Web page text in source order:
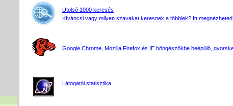
Utolsó 1000 keresés
Kíváncsi vagy milyen szavakat keresnek a többiek? Itt megnézheted
Google Chrome, Mozilla Firefox és IE böngészőkbe beépülő,
Látogatói statisztika